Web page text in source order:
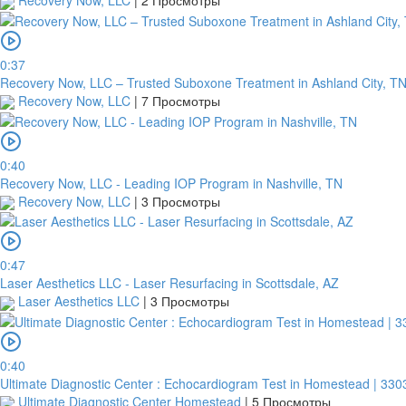
0:37
Recovery Now, LLC – Trusted Suboxone Treatment in Ashland City, TN
Recovery Now, LLC | 7 Просмотры
0:40
Recovery Now, LLC - Leading IOP Program in Nashville, TN
Recovery Now, LLC | 3 Просмотры
0:47
Laser Aesthetics LLC - Laser Resurfacing in Scottsdale, AZ
Laser Aesthetics LLC | 3 Просмотры
0:40
Ultimate Diagnostic Center : Echocardiogram Test in Homestead |
Ultimate Diagnostic Center Homestead | 5 Просмотры